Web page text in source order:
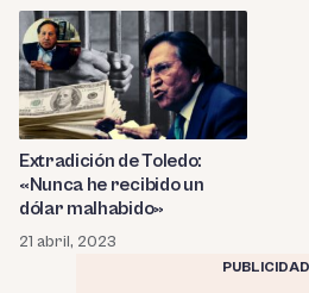
Extradición de Toledo:
«Nunca he recibido un
dólar malhabido»
21 abril, 2023
PUBLICIDAD